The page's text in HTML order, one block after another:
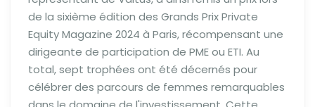
de la sixième édition des Grands Prix Private
Equity Magazine 2024 à Paris, récompensant une
dirigeante de participation de PME ou ETI. Au
total, sept trophées ont été décernés pour
célébrer des parcours de femmes remarquables